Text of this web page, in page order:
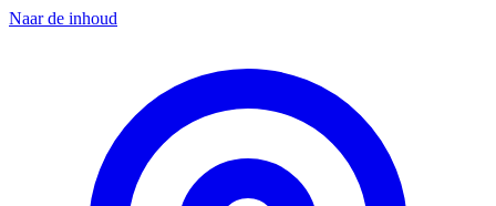
Naar de inhoud